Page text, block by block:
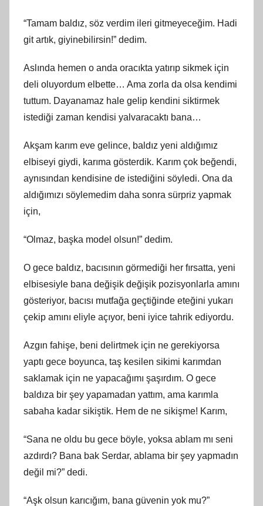
“Tamam baldız, söz verdim ileri gitmeyeceğim. Hadi
git artık, giyinebilirsin!” dedim.
Aslında hemen o anda oracıkta yatırıp sikmek için
deli oluyordum elbette… Ama zorla da olsa kendimi
tuttum. Dayanamaz hale gelip kendini siktirmek
istediği zaman kendisi yalvaracaktı bana…
Akşam karım eve gelince, baldız yeni aldığımız
elbiseyi giydi, karıma gösterdik. Karım çok beğendi,
aynısından kendisine de istediğini söyledi. Ona da
aldığımızı söylemedim daha sonra sürpriz yapmak
için,
“Olmaz, başka model olsun!” dedim.
O gece baldız, bacısının görmediği her fırsatta, yeni
elbisesiyle bana değişik değişik pozisyonlarla amını
gösteriyor, bacısı mutfağa geçtiğinde eteğini yukarı
çekip amını eliyle açıyor, beni iyice tahrik ediyordu.
Azgın fahişe, beni delirtmek için ne gerekiyorsa
yaptı gece boyunca, taş kesilen sikimi karımdan
saklamak için ne yapacağımı şaşırdım. O gece
baldıza bir şey yapamadan yattım, ama karımla
sabaha kadar sikiştik. Hem de ne sikişme! Karım,
“Sana ne oldu bu gece böyle, yoksa ablam mı seni
azdırdı? Bana bak Serdar, ablama bir şey yapmadın
değil mi?” dedi.
“Aşk olsun karıcığım, bana güvenin yok mu?”